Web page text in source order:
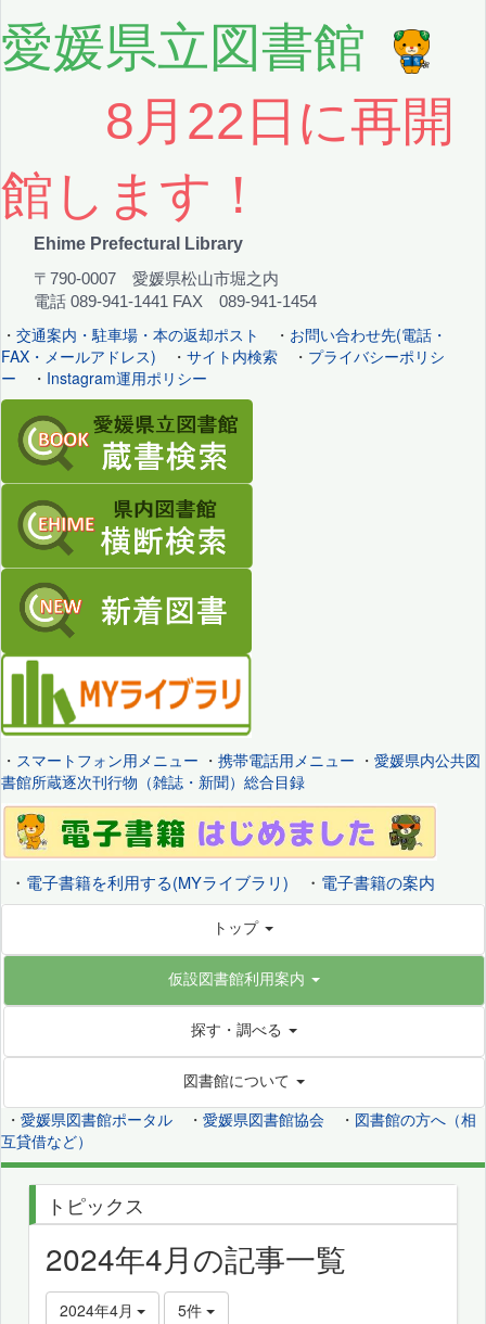
愛媛県立図書館
8月22日に再開
館します！
Ehime Prefectural Library
〒790-0007 愛媛県松山市堀之内
電話 089-941-1441 FAX 089-941-1454
・ 交通案内・駐車場・本の返却ポスト ・ お問い合わせ先(電話・
FAX・メールアドレス) ・ サイト内検索 ・ プライバシーポリシ
ー ・ Instagram運用ポリシー
・ スマートフォン用メニュー ・ 携帯電話用メニュー ・ 愛媛県内公共図
書館所蔵逐次刊行物（雑誌・新聞）総合目録
・ 電子書籍を利用する(MYライブラリ) ・ 電子書籍の案内
トップ
仮設図書館利用案内
探す・調べる
図書館について
・ 愛媛県図書館ポータル ・ 愛媛県図書館協会 ・ 図書館の方へ（相
互貸借など）
トピックス
2024年4月の記事一覧
2024年4月 5件